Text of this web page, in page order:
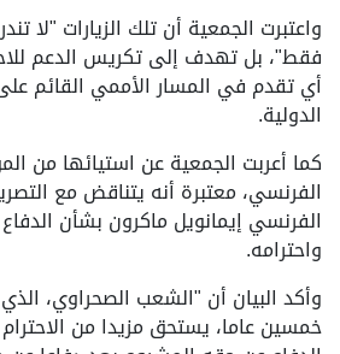
واعتبرت الجمعية أن تلك الزيارات "لا
فقط"، بل تهدف إلى تكريس الدعم
أي تقدم في المسار الأممي القائم
الدولية.
كما أعربت الجمعية عن استيائها من
الفرنسي، معتبرة أنه يتناقض مع
الفرنسي إيمانويل ماكرون بشأن
واحترامه.
وأكد البيان أن "الشعب الصحراوي،
خمسين عاما، يستحق مزيدا من